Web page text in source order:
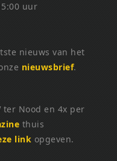
uur
nieuws van het
nieuwsbrief.
ter Nood en 4x per
thuis
link opgeven.